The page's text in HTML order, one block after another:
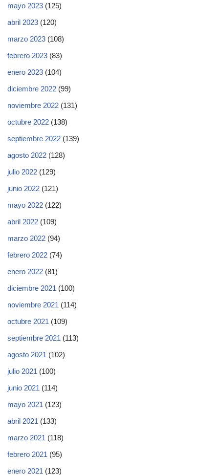
mayo 2023 (125)
abril 2023 (120)
marzo 2023 (108)
febrero 2023 (83)
enero 2023 (104)
diciembre 2022 (99)
noviembre 2022 (131)
octubre 2022 (138)
septiembre 2022 (139)
agosto 2022 (128)
julio 2022 (129)
junio 2022 (121)
mayo 2022 (122)
abril 2022 (109)
marzo 2022 (94)
febrero 2022 (74)
enero 2022 (81)
diciembre 2021 (100)
noviembre 2021 (114)
octubre 2021 (109)
septiembre 2021 (113)
agosto 2021 (102)
julio 2021 (100)
junio 2021 (114)
mayo 2021 (123)
abril 2021 (133)
marzo 2021 (118)
febrero 2021 (95)
enero 2021 (123)